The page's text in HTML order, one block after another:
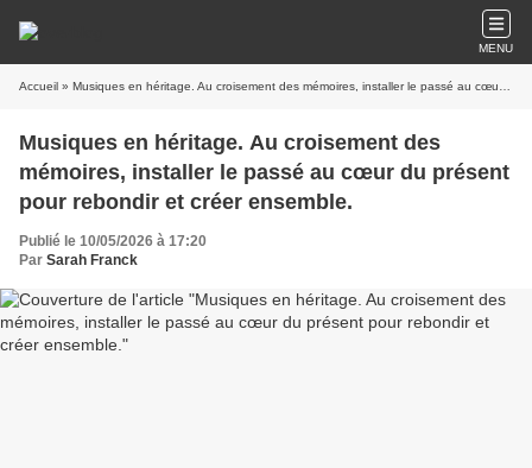
MENU
Accueil » Musiques en héritage. Au croisement des mémoires, installer le passé au cœur du présent pour rebondir et créer ensemble.
Musiques en héritage. Au croisement des
mémoires, installer le passé au cœur du présent
pour rebondir et créer ensemble.
Publié le 10/05/2026 à 17:20
Par Sarah Franck